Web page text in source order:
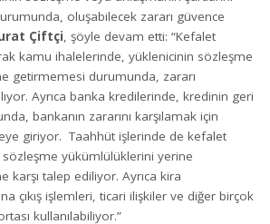
oluşabilecek zararı güvence
Çiftçi, şöyle devam etti: “Kefalet
kamu ihalelerinde, yüklenicinin sözleşme
getirmemesi durumunda, zararı
Ayrıca banka kredilerinde, kredinin geri
bankanın zararını karşılamak için
giriyor. Taahhüt işlerinde de kefalet
sözleşme yükümlülüklerini yerine
karşı talep ediliyor. Ayrıca kira
çıkış işlemleri, ticari ilişkiler ve diğer birçok
kullanılabiliyor.”